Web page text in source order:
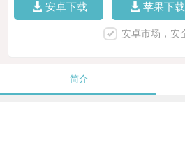
安卓下载 苹果下载
安卓市场，安
简介